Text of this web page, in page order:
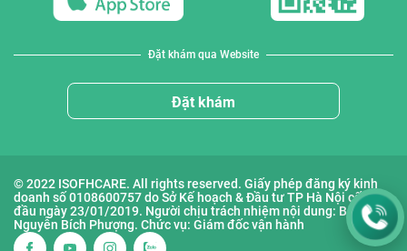
Đặt khám qua Website
Đặt khám
© 2022 ISOFHCARE. All rights reserved. Giấy phép đăng ký kinh
doanh số 0108600757 do Sở Kế hoạch & Đầu tư TP Hà Nội cấp lần
đầu ngày 23/01/2019. Người chịu trách nhiệm nội dung: Bà
Nguyễn Bích Phượng. Chức vụ: Giám đốc vận hành